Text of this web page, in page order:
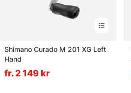
Shimano Curado M 201 XG Left
Hand
fr. 2 149 kr